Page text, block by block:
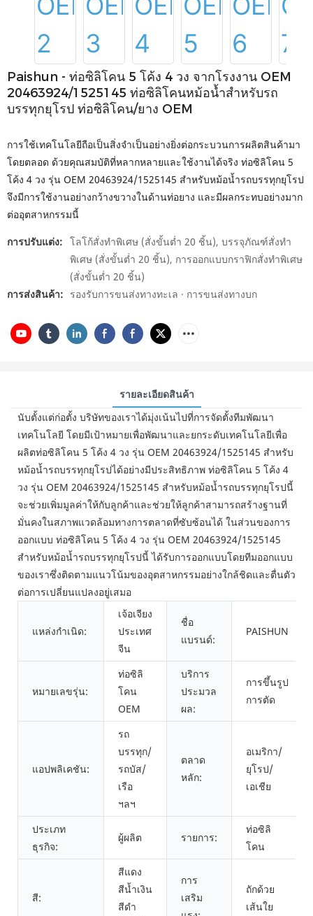
Paishun - ท่อซิลิโคน 5 โค้ง 4 วง จากโรงงาน OEM
20463924/1525145 ท่อซิลิโคนหม้อน้ำสำหรับรถ
บรรทุกยุโรป ท่อซิลิโคน/ยาง OEM
การใช้เทคโนโลยีถือเป็นสิ่งจำเป็นอย่างยิ่งต่อกระบวนการผลิตสินค้ามา
โดยตลอด ด้วยคุณสมบัติที่หลากหลายและใช้งานได้จริง ท่อซิลิโคน 5
โค้ง 4 วง รุ่น OEM 20463924/1525145 สำหรับหม้อน้ำรถบรรทุกยุโรป
จึงมีการใช้งานอย่างกว้างขวางในด้านท่อยาง และมีผลกระทบอย่างมาก
ต่ออุตสาหกรรมนี้
การปรับแต่ง: โลโก้สั่งทำพิเศษ (สั่งขั้นต่ำ 20 ชิ้น), บรรจุภัณฑ์สั่งทำ
พิเศษ (สั่งขั้นต่ำ 20 ชิ้น), การออกแบบกราฟิกสั่งทำพิเศษ
(สั่งขั้นต่ำ 20 ชิ้น)
การส่งสินค้า: รองรับการขนส่งทางทะเล · การขนส่งทางบก
รายละเอียดสินค้า
นับตั้งแต่ก่อตั้ง บริษัทของเราได้มุ่งเน้นไปที่การจัดตั้งทีมพัฒนา
เทคโนโลยี โดยมีเป้าหมายเพื่อพัฒนาและยกระดับเทคโนโลยีเพื่อ
ผลิตท่อซิลิโคน 5 โค้ง 4 วง รุ่น OEM 20463924/1525145 สำหรับ
หม้อน้ำรถบรรทุกยุโรปได้อย่างมีประสิทธิภาพ ท่อซิลิโคน 5 โค้ง 4
วง รุ่น OEM 20463924/1525145 สำหรับหม้อน้ำรถบรรทุกยุโรปนี้
จะช่วยเพิ่มมูลค่าให้กับลูกค้าและช่วยให้ลูกค้าสามารถสร้างฐานที่
มั่นคงในสภาพแวดล้อมทางการตลาดที่ซับซ้อนได้ ในส่วนของการ
ออกแบบ ท่อซิลิโคน 5 โค้ง 4 วง รุ่น OEM 20463924/1525145
สำหรับหม้อน้ำรถบรรทุกยุโรปนี้ ได้รับการออกแบบโดยทีมออกแบบ
ของเราซึ่งติดตามแนวโน้มของอุตสาหกรรมอย่างใกล้ชิดและตื่นตัว
ต่อการเปลี่ยนแปลงอยู่เสมอ
แหล่งกำเนิด:
เจ้อเจียง
ประเทศ
จีน
ชื่อ
แบรนด์:
PAISHUN
หมายเลขรุ่น:
ท่อซิลิ
โคน
OEM
บริการ
ประมวล
ผล:
การขึ้นรูป
การตัด
แอปพลิเคชัน:
รถ
บรรทุก/
รถบัส/
เรือ
ฯลฯ
ตลาด
หลัก:
อเมริกา/
ยุโรป/
เอเชีย
ประเภท
ธุรกิจ:
ผู้ผลิต รายการ:
ท่อซิลิ
โคน
สี:
สีแดง
สีน้ำเงิน
สีดำ
การ
เสริม
ถักด้วย
เส้นใย